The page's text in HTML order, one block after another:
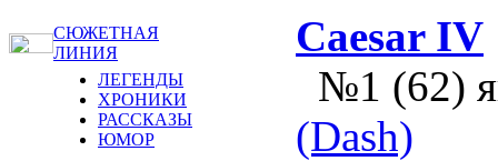
СЮЖЕТНАЯ
ЛИНИЯ
ЛЕГЕНДЫ
ХРОНИКИ
РАССКАЗЫ
ЮМОР
Caesar IV
№1 (62)
(Dash)